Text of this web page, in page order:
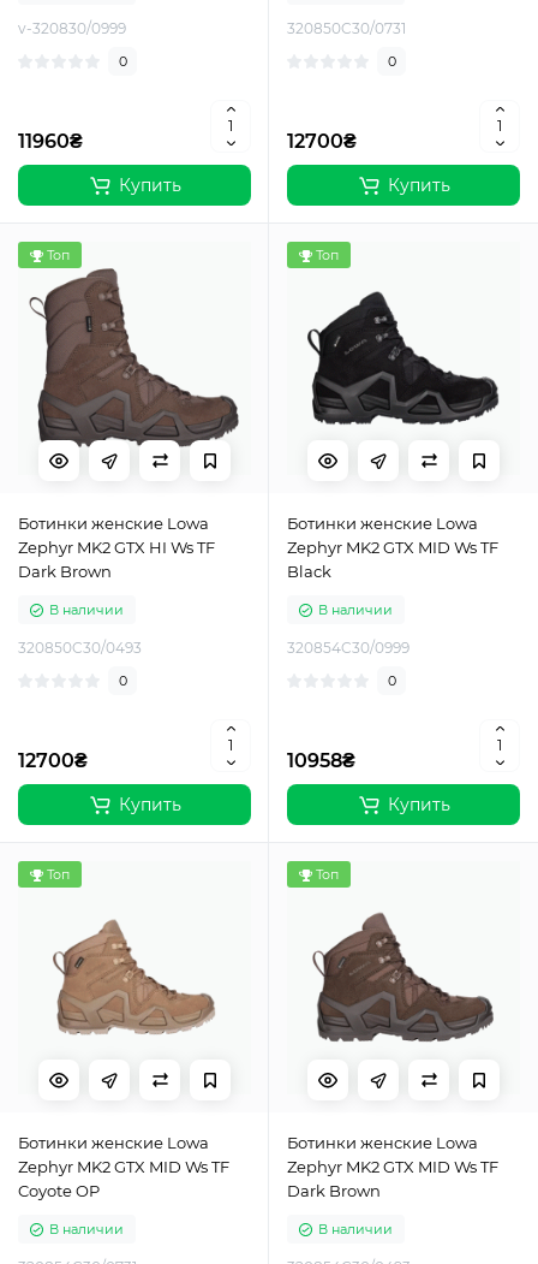
v-320830/0999
0
11960₴
Купить
320850C30/0731
0
12700₴
Купить
Топ
Ботинки женские Lowa
Zephyr MK2 GTX HI Ws TF
Dark Brown
В наличии
320850C30/0493
0
12700₴
Купить
Топ
Ботинки женские Lowa
Zephyr MK2 GTX MID Ws TF
Black
В наличии
320854C30/0999
0
10958₴
Купить
Топ
Ботинки женские Lowa
Zephyr MK2 GTX MID Ws TF
Coyote OP
В наличии
Топ
Ботинки женские Lowa
Zephyr MK2 GTX MID Ws TF
Dark Brown
В наличии